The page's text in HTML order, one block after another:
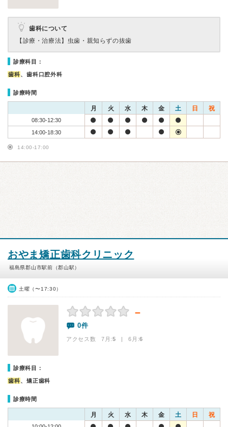
歯科について
【診療・治療法】 虫歯・親知らずの抜歯
診療科目：
歯科、歯科口腔外科
診療時間
月 火 水 木 金 土 日 祝
08:30-12:30
14:00-18:30
14:00-17:00
おやま矯正歯科クリニック
福島県郡山市駅前（郡山駅）
土曜（〜17:30）
－
0件
アクセス数 7月:5 | 6月:6
診療科目：
歯科、矯正歯科
診療時間
月 火 水 木 金 土 日 祝